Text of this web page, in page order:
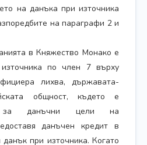
на данъка при източника
на параграфи 2 и
в Княжество Монако е
по член 7 върху
лихва, държавата-
общност, където е
за данъчни цели на
данъчен кредит в
при източника. Когато